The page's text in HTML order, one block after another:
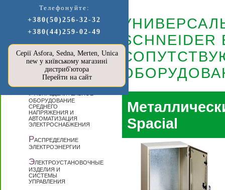
П
ЕРЕЙТИ В
МАГАЗИН
SCHNEIDER
ELECTRIC »»»
ВТОМАТИЗАЦИЯ
И УПРАВЛЕНИЕ
ОБОРУДОВАНИЕ
СРЕДНЕГО
НАПРЯЖЕНИЯ И
АВТОМАТИЗАЦИЯ
ЭЛЕКТРОСНАБЖЕНИЯ
РАСПРЕДЕЛЕНИЕ
ЭЛЕКТРОЭНЕРГИИ
ЭЛЕКТРОУСТАНОВОЧНЫЕ
ИЗДЕЛИЯ И
СИСТЕМЫ
УПРАВЛЕНИЯ
SCHNEIDER
Spacial
Телефонуйте:
+380(50)256-32-32
+380(44)259-02-49
Серії Asfora, Sedna, Merten, Unica
new у київському магазині
дистриб'ютора
Перейти на сайт